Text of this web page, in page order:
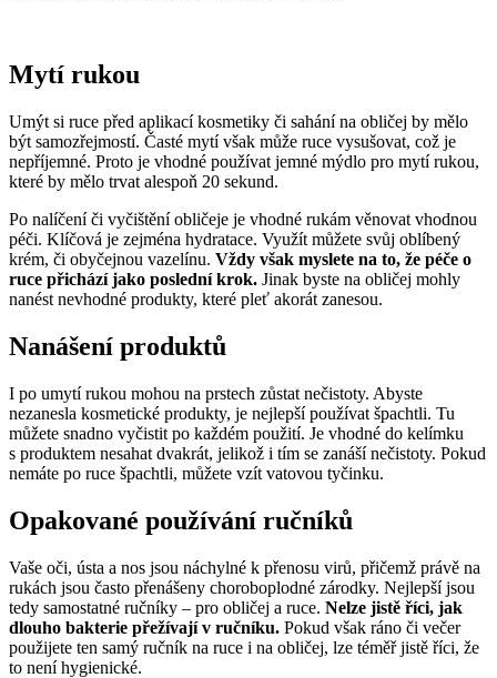
Mytí rukou
Umýt si ruce před aplikací kosmetiky či sahání na obličej by mělo
být samozřejmostí. Časté mytí však může ruce vysušovat, což je
nepříjemné. Proto je vhodné používat jemné mýdlo pro mytí rukou,
které by mělo trvat alespoň 20 sekund.
Po nalíčení či vyčištění obličeje je vhodné rukám věnovat vhodnou
péči. Klíčová je zejména hydratace. Využít můžete svůj oblíbený
krém, či obyčejnou vazelínu. Vždy však myslete na to, že péče o
ruce přichází jako poslední krok. Jinak byste na obličej mohly
nanést nevhodné produkty, které pleť akorát zanesou.
Nanášení produktů
I po umytí rukou mohou na prstech zůstat nečistoty. Abyste
nezanesla kosmetické produkty, je nejlepší používat špachtli. Tu
můžete snadno vyčistit po každém použití. Je vhodné do kelímku
s produktem nesahat dvakrát, jelikož i tím se zanáší nečistoty. Pokud
nemáte po ruce špachtli, můžete vzít vatovou tyčinku.
Opakované používání ručníků
Vaše oči, ústa a nos jsou náchylné k přenosu virů, přičemž právě na
rukách jsou často přenášeny choroboplodné zárodky. Nejlepší jsou
tedy samostatné ručníky – pro obličej a ruce. Nelze jistě říci, jak
dlouho bakterie přežívají v ručníku. Pokud však ráno či večer
použijete ten samý ručník na ruce i na obličej, lze téměř jistě říci, že
to není hygienické.